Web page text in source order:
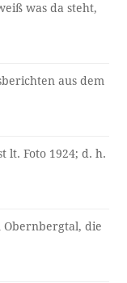
was da steht,
aus dem
lt. Foto 1924; d. h.
Obernbergtal, die